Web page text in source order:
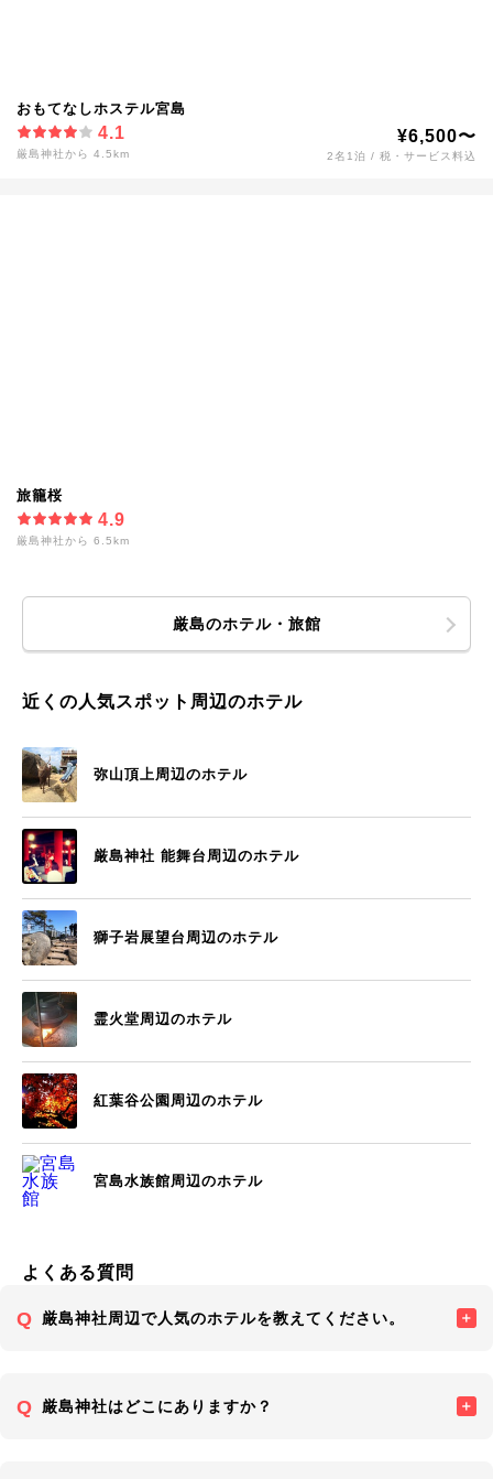
おもてなしホステル宮島
4.1
厳島神社から 4.5km
¥6,500〜
2名1泊 / 税・サービス料込
旅籠桜
4.9
厳島神社から 6.5km
厳島のホテル・旅館
近くの人気スポット周辺のホテル
弥山頂上周辺のホテル
厳島神社 能舞台周辺のホテル
獅子岩展望台周辺のホテル
霊火堂周辺のホテル
紅葉谷公園周辺のホテル
宮島水族館周辺のホテル
よくある質問
厳島神社周辺で人気のホテルを教えてください。
厳島神社はどこにありますか？